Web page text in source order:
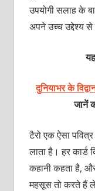
उपयोगी सलाह के
अपने उच्च उद्देश्य
दुनियाभर के
जानें
टैरो एक ऐसा पवित्र
लाता है। हर कार्ड
कहानी कहता है,
महसूस तो करते हैं